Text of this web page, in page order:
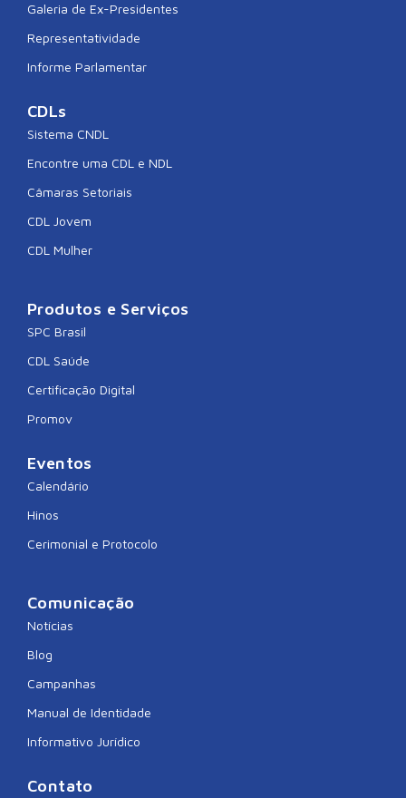
Galeria de Ex-Presidentes
Representatividade
Informe Parlamentar
CDLs
Sistema CNDL
Encontre uma CDL e NDL
Câmaras Setoriais
CDL Jovem
CDL Mulher
Produtos e Serviços
SPC Brasil
CDL Saúde
Certificação Digital
Promov
Eventos
Calendário
Hinos
Cerimonial e Protocolo
Comunicação
Notícias
Blog
Campanhas
Manual de Identidade
Informativo Jurídico
Contato